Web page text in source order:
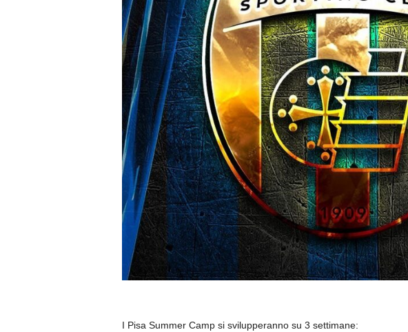
I Pisa Summer Camp si svilupperanno su 3 settimane: